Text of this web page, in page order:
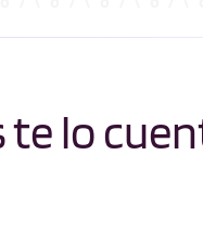
te lo